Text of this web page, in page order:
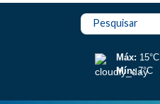
Pesquisar
Máx: 15°C
Mín:7°C